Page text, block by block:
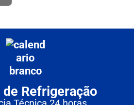
Refrigeração